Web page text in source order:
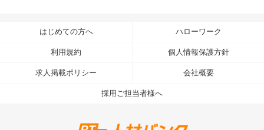
はじめての方へ ハローワーク
利用規約 個人情報保護方針
求人掲載ポリシー 会社概要
採用ご担当者様へ